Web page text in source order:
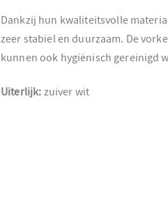
Dankzij hun kwaliteitsvolle
zeer stabiel en duurzaam. De
kunnen ook hygiënisch gereinigd
Uiterlijk: zuiver wit